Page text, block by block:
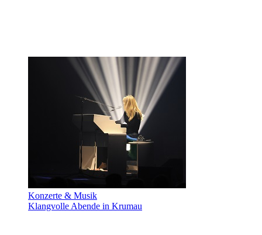
Konzerte & Musik
Klangvolle Abende in Krumau